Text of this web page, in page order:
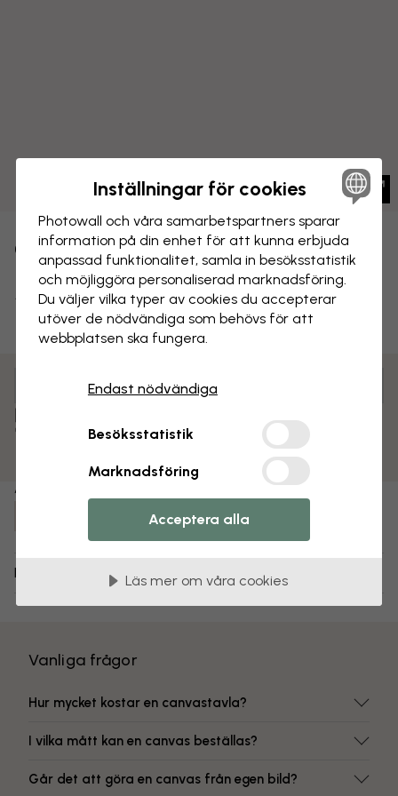
Ängsblommor
CANVASTAVLA Spara
Anpassa och beställ
Matt yta
Artikelnummer:
Leverans och returer
Vanliga frågor
Hur mycket kostar en canvastavla?
I vilka mått kan en canvas beställas?
Går det att göra en canvas från egen bild?
Inställningar för cookies
Photowall och våra samarbets­partners sparar
information på din enhet för att kunna erbjuda
anpassad funktionalitet, samla in besöks­statistik
och möjliggöra personaliserad marknads­föring.
Du väljer vilka typer av cookies du accepterar
utöver de nödvändiga som behövs för att
webbplatsen ska fungera.
Endast nödvändiga
Besöksstatistik
Marknadsföring
Acceptera alla
Läs mer om våra cookies